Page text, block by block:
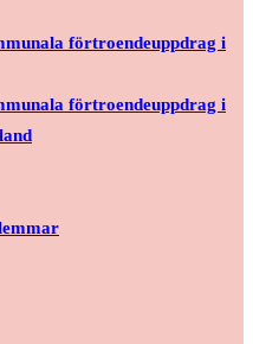
förtroendeuppdrag i
förtroendeuppdrag i